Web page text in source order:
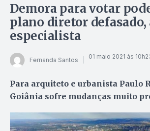
Demora para votar
plano diretor
especialista
Fernanda Santos 01 maio 2021 às
Para arquiteto e urbanista Paulo
Goiânia sofre mudanças muito